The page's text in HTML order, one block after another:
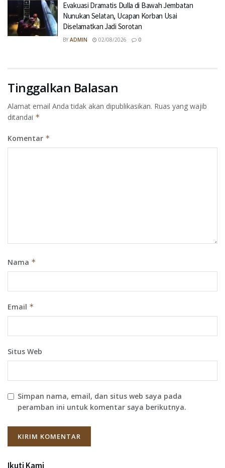
Evakuasi Dramatis Dulla di Bawah Jembatan
Nunukan Selatan, Ucapan Korban Usai
Diselamatkan Jadi Sorotan
BY ADMIN 02/08/2026 0
Tinggalkan Balasan
Alamat email Anda tidak akan dipublikasikan. Ruas yang wajib
ditandai *
Komentar *
Nama *
Email *
Situs Web
Simpan nama, email, dan situs web saya pada
peramban ini untuk komentar saya berikutnya.
Ikuti Kami